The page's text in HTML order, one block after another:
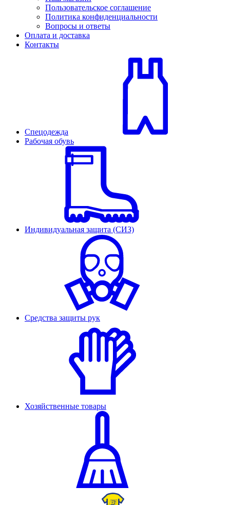
Пользовательское соглашение
Политика конфиденциальности
Вопросы и ответы
Оплата и доставка
Контакты
Спецодежда
Рабочая обувь
Индивидуальная защита (СИЗ)
Средства защиты рук
Хозяйственные товары